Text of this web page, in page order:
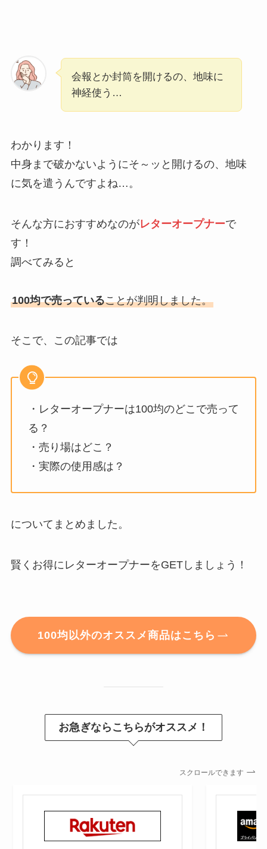
会報とか封筒を開けるの、地味に
神経使う…
わかります！
中身まで破かないようにそ～ッと開けるの、地味
に気を遣うんですよね…。
そんな方におすすめなのがレターオープナーで
す！
調べてみると
100均で売っていることが判明しました。
そこで、この記事では
・レターオープナーは100均のどこで売って
る？
・売り場はどこ？
・実際の使用感は？
についてまとめました。
賢くお得にレターオープナーをGETしましょう！
100均以外のオススメ商品はこちら
お急ぎならこちらがオススメ！
スクロールできます